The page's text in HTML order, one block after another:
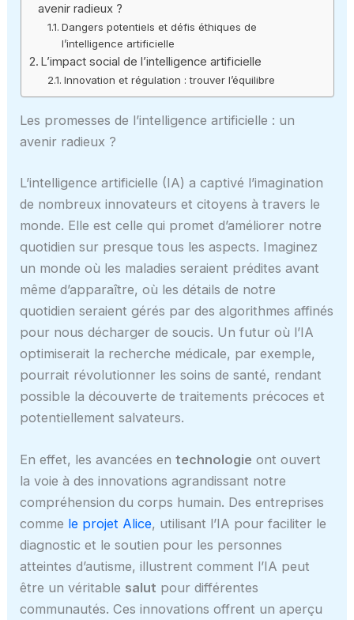
avenir radieux ?
Dangers potentiels et défis éthiques de
l’intelligence artificielle
L’impact social de l’intelligence artificielle
Innovation et régulation : trouver l’équilibre
Les promesses de l’intelligence artificielle : un
avenir radieux ?
L’intelligence artificielle (IA) a captivé l’imagination
de nombreux innovateurs et citoyens à travers le
monde. Elle est celle qui promet d’améliorer notre
quotidien sur presque tous les aspects. Imaginez
un monde où les maladies seraient prédites avant
même d’apparaître, où les détails de notre
quotidien seraient gérés par des algorithmes affinés
pour nous décharger de soucis. Un futur où l’IA
optimiserait la recherche médicale, par exemple,
pourrait révolutionner les soins de santé, rendant
possible la découverte de traitements précoces et
potentiellement salvateurs.
En effet, les avancées entechnologie ont ouvert
la voie à des innovations agrandissant notre
compréhension du corps humain. Des entreprises
comme le projet Alice, utilisant l’IA pour faciliter le
diagnostic et le soutien pour les personnes
atteintes d’autisme, illustrent comment l’IA peut
être un véritable salut pour différentes
communautés. Ces innovations offrent un aperçu